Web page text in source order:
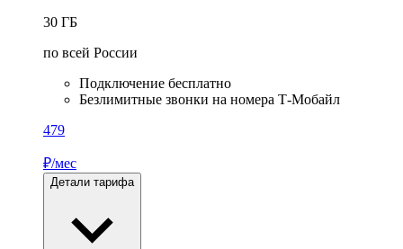
30 ГБ
по всей России
Подключение бесплатно
Безлимитные звонки на номера Т‑Мобайл
479
₽/мес
Детали тарифа